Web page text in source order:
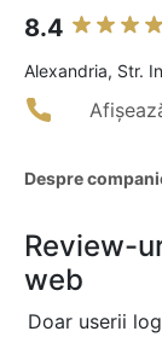
8.4
Alexandria, Str.
Despre
Review-
web
Doar userii